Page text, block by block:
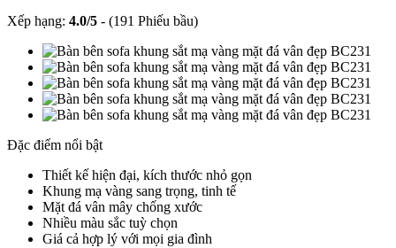
Xếp hạng: 4.0/5 - (191 Phiếu bầu)
Đặc điểm nổi bật
Thiết kế hiện đại, kích thước nhỏ gọn
Khung mạ vàng sang trọng, tinh tế
Mặt đá vân mây chống xước
Nhiều màu sắc tuỳ chọn
Giá cả hợp lý với mọi gia đình